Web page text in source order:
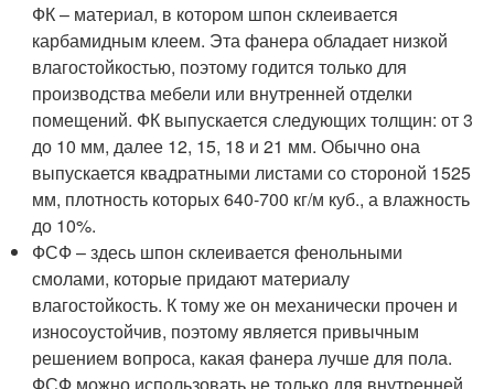
ФК – материал, в котором шпон склеивается
карбамидным клеем. Эта фанера обладает низкой
влагостойкостью, поэтому годится только для
производства мебели или внутренней отделки
помещений. ФК выпускается следующих толщин: от 3
до 10 мм, далее 12, 15, 18 и 21 мм. Обычно она
выпускается квадратными листами со стороной 1525
мм, плотность которых 640-700 кг/м куб., а влажность
до 10%.
ФСФ – здесь шпон склеивается фенольными
смолами, которые придают материалу
влагостойкость. К тому же он механически прочен и
износоустойчив, поэтому является привычным
решением вопроса, какая фанера лучше для пола.